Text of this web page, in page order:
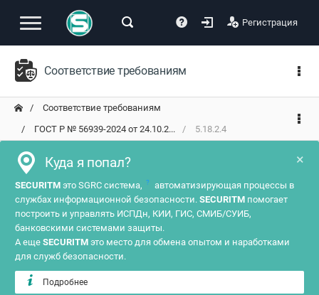
Регистрация
Соответствие требованиям
Соответствие требованиям
ГОСТ Р № 56939-2024 от 24.10.2...
5.18.2.4
×
Куда я попал?
SECURITM это SGRC система, ?
автоматизирующая процессы в
службах информационной безопасности. SECURITM помогает
построить и управлять ИСПДн, КИИ, ГИС, СМИБ/СУИБ,
банковскими системами защиты.
А еще SECURITM это место для обмена опытом и наработками
для служб безопасности.
Подробнее